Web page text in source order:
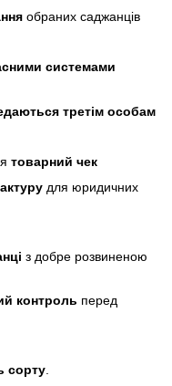
обраних саджанців
системами
третім особам
товарний чек
для юридичних
з добре розвиненою
контроль перед
сорту